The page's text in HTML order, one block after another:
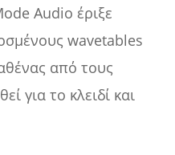
Audio έριξε
wavetables
από τους
για το κλειδί και